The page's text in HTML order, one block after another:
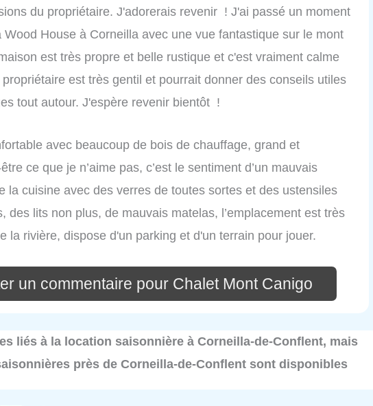
du propriétaire. J'adorerais revenir ! J'ai passé un moment
Wood House à Corneilla avec une vue fantastique sur le mont
est très propre et belle rustique et c'est vraiment calme
est très gentil et pourrait donner des conseils utiles
tout autour. J'espère revenir bientôt !
avec beaucoup de bois de chauffage, grand et
ce que je n’aime pas, c’est le sentiment d’un mauvais
la cuisine avec des verres de toutes sortes et des ustensiles
des lits non plus, de mauvais matelas, l’emplacement est très
la rivière, dispose d'un parking et d'un terrain pour jouer.
un commentaire pour Chalet Mont Canigo
liés à la location saisonnière à Corneilla-de-Conflent, mais
près de Corneilla-de-Conflent sont disponibles